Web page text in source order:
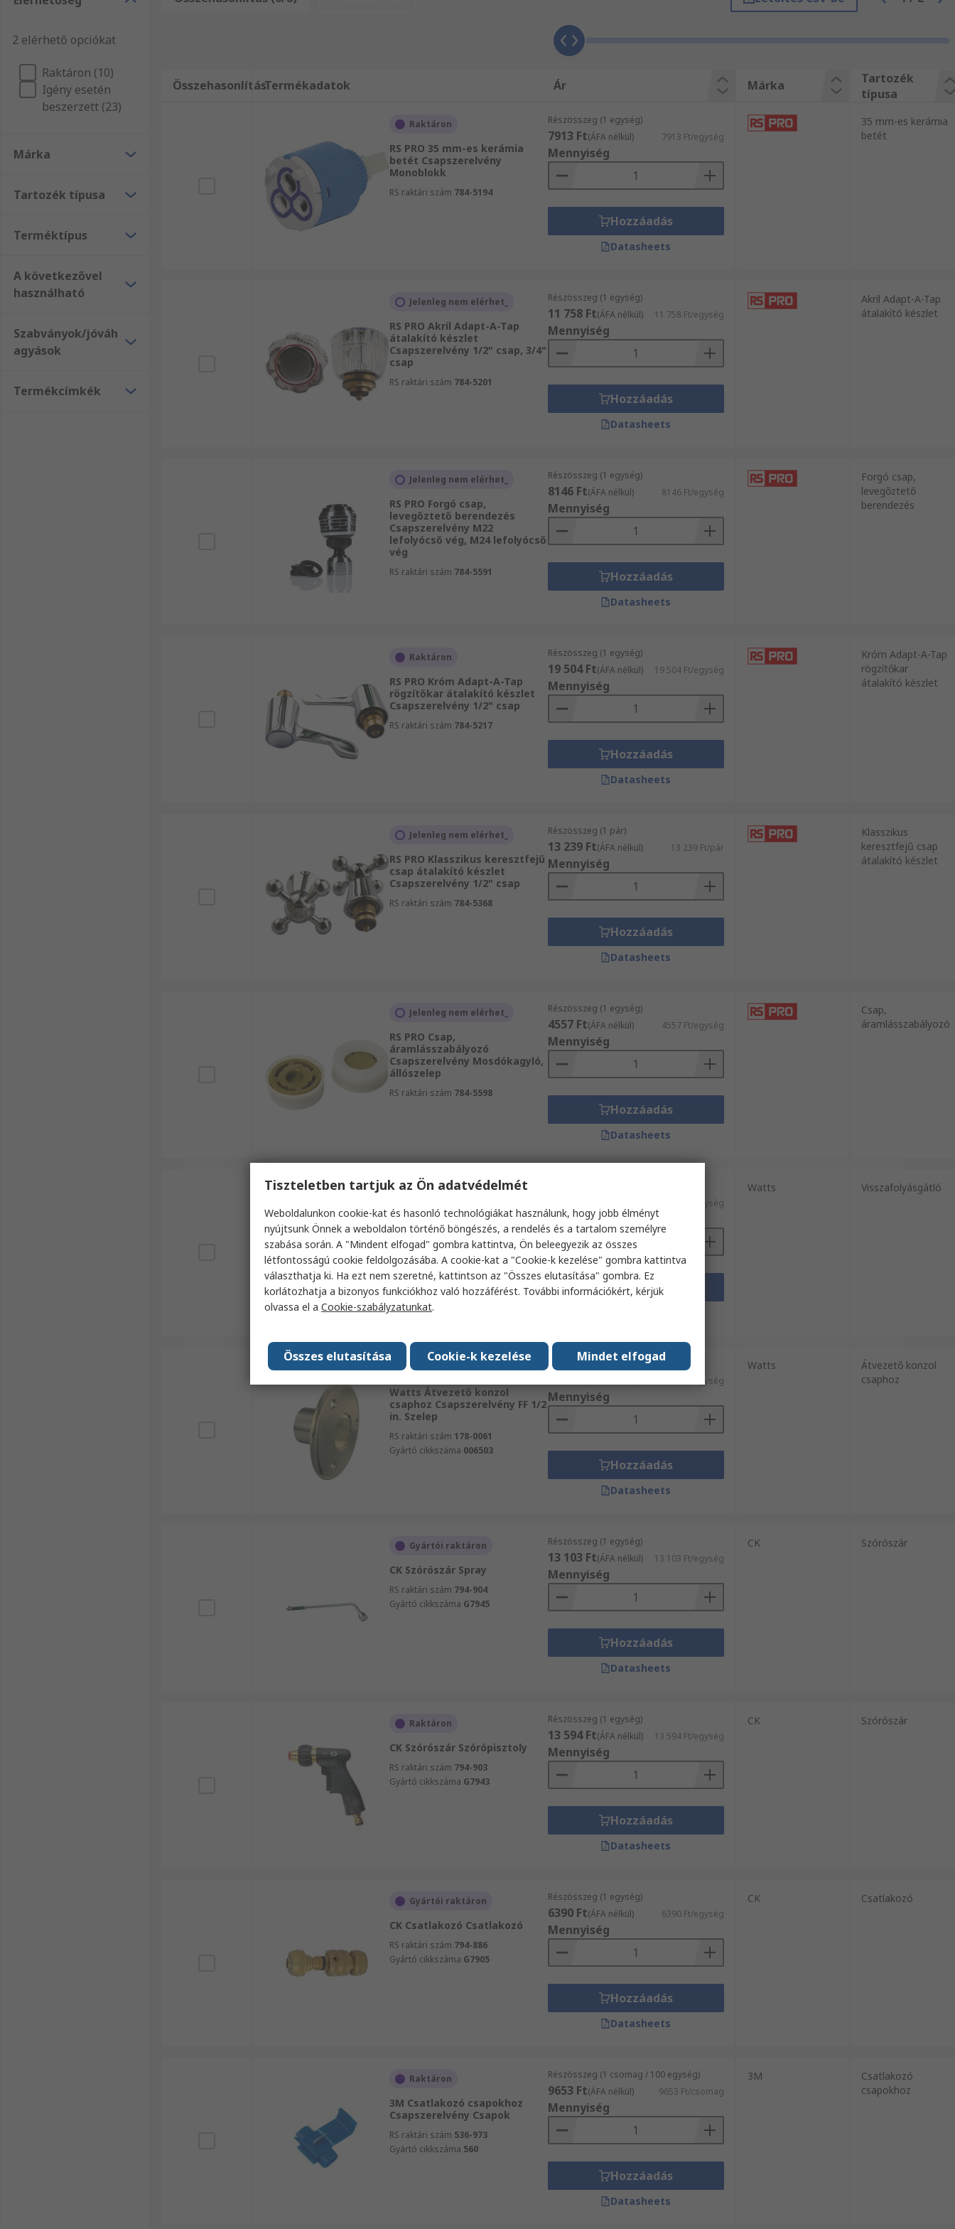
webáruházunkat és kiváló szolgáltatásainkat! Az RS Gépészeti termékek és eszközök és Vízcsap tartozékok rendkívül széles választékát forgalmazza.
Webáruházunkban mind Gépészeti termékek és eszközök, mint pl. Víz- és csővezetékek és Szelepek és csapok átfogó kínálatát megtalálja. Amennyiben a
termékeket vagy szolgáltatásainkat illető kérdései vannak, forduljon bizalommal ügyfélszolgálatunkhoz. Segítőkész kollégáink örömmel állnak az Ön
rendelkezésére.
2 elérhető opciókat
Raktáron (10)
Igény esetén
beszerzett (23)
Márka
Tartozék típusa
Terméktípus
A következővel
használható
Szabványok/jóváh
agyások
Termékcímkék
ÖsszehasonlításTermékadatok Ár Márka
Tartozék
típusa
Raktáron
RS PRO 35 mm-es kerámia
betét Csapszerelvény
Monoblokk
RS raktári szám 784-5194
Részösszeg (1 egység)
7913 Ft(ÁFA nélkül) 7913 Ft/egység
Mennyiség
Hozzáadás
Datasheets
35 mm-es kerámia
betét
Jelenleg nem elérhet_
RS PRO Akril Adapt-A-Tap
átalakító készlet
Csapszerelvény 1/2" csap, 3/4"
csap
RS raktári szám 784-5201
Részösszeg (1 egység)
11 758 Ft(ÁFA nélkül) 11 758 Ft/egység
Mennyiség
Hozzáadás
Datasheets
Akril Adapt-A-Tap
átalakító készlet
Jelenleg nem elérhet_
RS PRO Forgó csap,
levegőztető berendezés
Csapszerelvény M22
lefolyócső vég, M24 lefolyócső
vég
RS raktári szám 784-5591
Részösszeg (1 egység)
8146 Ft(ÁFA nélkül) 8146 Ft/egység
Mennyiség
Hozzáadás
Datasheets
Forgó csap,
levegőztető
berendezés
Raktáron
RS PRO Króm Adapt-A-Tap
rögzítőkar átalakító készlet
Csapszerelvény 1/2" csap
RS raktári szám 784-5217
Részösszeg (1 egység)
19 504 Ft(ÁFA nélkül) 19 504 Ft/egység
Mennyiség
Hozzáadás
Datasheets
Króm Adapt-A-Tap
rögzítőkar
átalakító készlet
Jelenleg nem elérhet_
RS PRO Klasszikus keresztfejű
csap átalakító készlet
Csapszerelvény 1/2" csap
RS raktári szám 784-5368
Részösszeg (1 pár)
13 239 Ft(ÁFA nélkül) 13 239 Ft/pár
Mennyiség
Hozzáadás
Datasheets
Klasszikus
keresztfejű csap
átalakító készlet
Jelenleg nem elérhet_
RS PRO Csap,
áramlásszabályozó
Csapszerelvény Mosdókagyló,
állószelep
RS raktári szám 784-5598
Részösszeg (1 egység)
4557 Ft(ÁFA nélkül) 4557 Ft/egység
Mennyiség
Hozzáadás
Datasheets
Csap,
áramlásszabályozó
Raktáron
Watts Visszafolyásgátló
Csapszerelvény CA9C FF 3/4 IN
RS raktári szám178-0059
Gyártó cikkszáma2230215
31 256 Ft/egység
Mennyiség
Hozzáadás
Watts Visszafolyásgátló
Raktáron
Watts Átvezető konzol
csaphoz Csapszerelvény FF 1/2
in. Szelep
RS raktári szám 178-0061
Gyártó cikkszáma 006503
Részösszeg (1 egység)
7444 Ft/egység
Mennyiség
Hozzáadás
Datasheets
Watts
Átvezető konzol
csaphoz
Gyártói raktáron
CK Szórószár Spray
RS raktári szám 794-904
Gyártó cikkszáma G7945
Részösszeg (1 egység)
13 103 Ft(ÁFA nélkül) 13 103 Ft/egység
Mennyiség
Hozzáadás
Datasheets
CK Szórószár
Raktáron
CK Szórószár Szórópisztoly
RS raktári szám 794-903
Gyártó cikkszáma G7943
Részösszeg (1 egység)
13 594 Ft(ÁFA nélkül) 13 594 Ft/egység
Mennyiség
Hozzáadás
Datasheets
CK Szórószár
Gyártói raktáron
CK Csatlakozó Csatlakozó
RS raktári szám 794-886
Gyártó cikkszáma G7905
Részösszeg (1 egység)
6390 Ft(ÁFA nélkül) 6390 Ft/egység
Mennyiség
Hozzáadás
Datasheets
CK Csatlakozó
Raktáron
3M Csatlakozó csapokhoz
Csapszerelvény Csapok
RS raktári szám 536-973
Gyártó cikkszáma 560
Részösszeg (1 csomag / 100 egység)
9653 Ft(ÁFA nélkül) 9653 Ft/csomag
Mennyiség
Hozzáadás
Datasheets
3M
Csatlakozó
csapokhoz
Tiszteletben tartjuk az Ön adatvédelmét
Weboldalunkon cookie-kat és hasonló technológiákat használunk, hogy jobb élményt
nyújtsunk Önnek a weboldalon történő böngészés, a rendelés és a tartalom személyre
szabása során. A "Mindent elfogad" gombra kattintva, Ön beleegyezik az összes
létfontosságú cookie feldolgozásába. A cookie-kat a "Cookie-k kezelése" gombra kattintva
választhatja ki. Ha ezt nem szeretné, kattintson az "Összes elutasítása" gombra. Ez
korlátozhatja a bizonyos funkciókhoz való hozzáférést. További információkért, kérjük
olvassa el a Cookie-szabályzatunkat.
Mindet elfogad
Cookie-k kezelése
Összes elutasítása